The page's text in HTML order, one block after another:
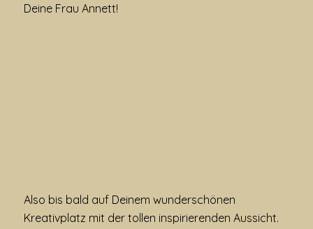
Deine Frau Annett!
Also bis bald auf Deinem wunderschönen
Kreativplatz mit der tollen inspirierenden Aussicht.